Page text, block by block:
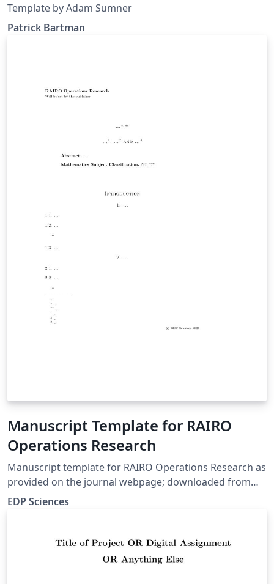
Template by Adam Sumner
Patrick Bartman
Manuscript Template for RAIRO
Operations Research
Manuscript template for RAIRO Operations Research as
provided on the journal webpage; downloaded from
the journal's FTP site on 16 March, 2019.
EDP Sciences